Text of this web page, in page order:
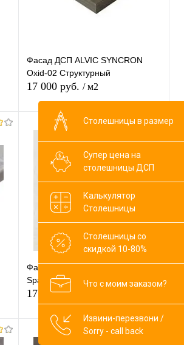
Фасад ДСП ALVIC SYNCRON
Oxid-02 Структурный
17 000 руб./ м2
Купить в 1 клик
сравнению
В избранное В наличии
Фасад ДСП ALVIC SYNCRON
Spatt 01 Структурный
17 000 руб.
В корзину
Столешницы в размер
Супер цена на
столешницы ДСП
Калькулятор
Столешницы
Столешницы со
скидкой 10-80%
Что с моим заказом?
Извини-перезвони /
Sorry - call back